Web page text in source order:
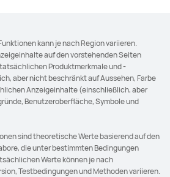
kann je nach Region variieren.
auf den vorstehenden Seiten
Produktmerkmale und -
aber nicht beschränkt auf Aussehen, Farbe
Anzeigeinhalte (einschließlich, aber
Benutzeroberfläche, Symbole und
sind theoretische Werte basierend auf den
die unter bestimmten Bedingungen
Werte können je nach
Testbedingungen und Methoden variieren.